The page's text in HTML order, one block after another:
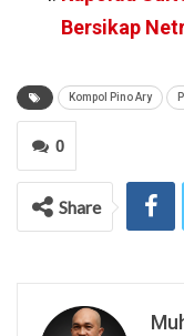
Bersikap
Kompol Pino Ary
0
Share